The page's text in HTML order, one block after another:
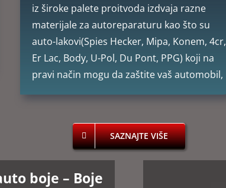
iz široke palete proitvoda izdvaja razne
materijale za autoreparaturu kao što su
auto-lakovi(Spies Hecker, Mipa, Konem, 4cr,
Er Lac, Body, U-Pol, Du Pont, PPG) koji na
pravi način mogu da zaštite vaš automobil,
SAZNAJTE VIŠE
boje – Boje